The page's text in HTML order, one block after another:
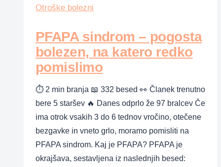
slabe
Otroške bolezni
PFAPA sindrom – pogosta
bolezen, na katero redko
pomislimo
⏱ 2 min branja 📖 332 besed 👀 Članek trenutno
bere 5 staršev 🔥 Danes odprlo že 97 bralcev Če
ima otrok vsakih 3 do 6 tednov vročino, otečene
bezgavke in vneto grlo, moramo pomisliti na
PFAPA sindrom. Kaj je PFAPA? PFAPA je
okrajšava, sestavljena iz naslednjih besed: